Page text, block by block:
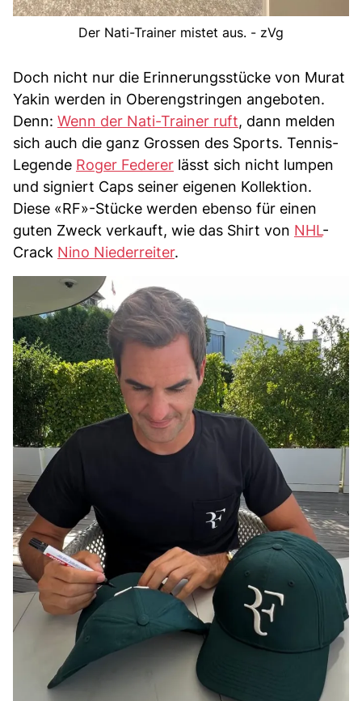
Der Nati-Trainer mistet aus. - zVg
Doch nicht nur die Erinnerungsstücke von Murat
Yakin werden in Oberengstringen angeboten.
Denn: Wenn der Nati-Trainer ruft, dann melden
sich auch die ganz Grossen des Sports. Tennis-
Legende Roger Federer lässt sich nicht lumpen
und signiert Caps seiner eigenen Kollektion.
Diese «RF»-Stücke werden ebenso für einen
guten Zweck verkauft, wie das Shirt von NHL-
Crack Nino Niederreiter.